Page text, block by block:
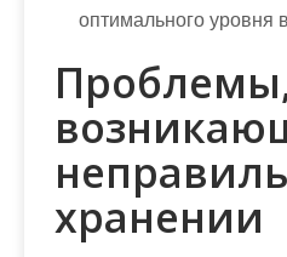
оптимального уровня
хранении